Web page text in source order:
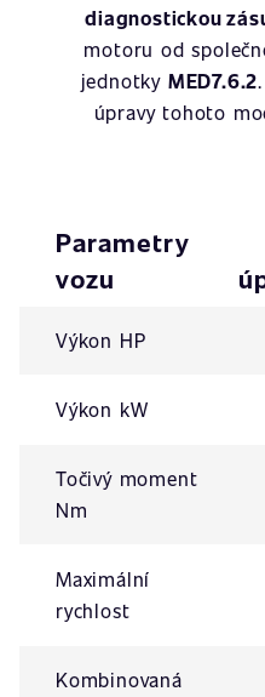
diagnostickou
motoru od
jednotky MED7.6.2
úpravy tohoto
Parametry
vozu
Výkon HP
Výkon kW
Točivý moment
Nm
Maximální
rychlost
Kombinovaná